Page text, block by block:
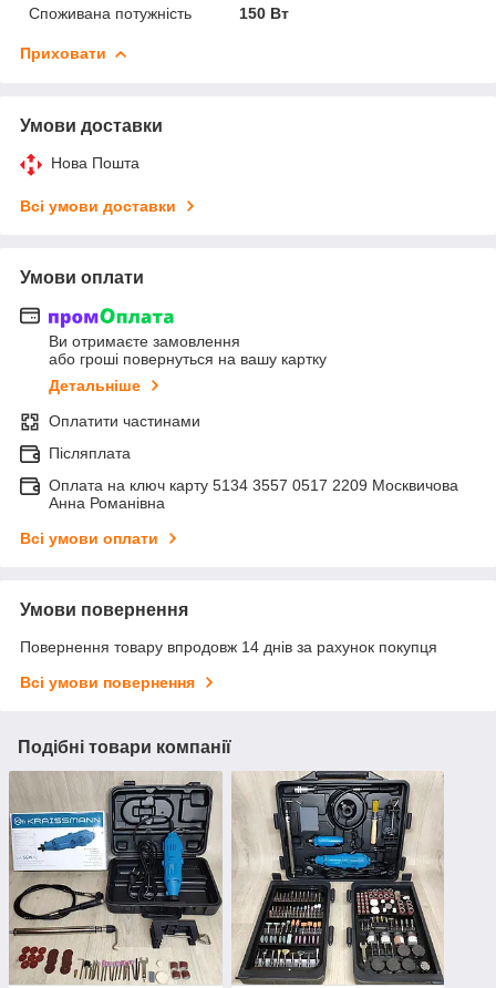
Споживана потужність 150 Вт
Приховати
Умови доставки
Нова Пошта
Всі умови доставки
Умови оплати
Ви отримаєте замовлення
або гроші повернуться на вашу картку
Детальніше
Оплатити частинами
Післяплата
Оплата на ключ карту 5134 3557 0517 2209 Москвичова
Анна Романівна
Всі умови оплати
Умови повернення
Повернення товару впродовж 14 днів за рахунок покупця
Всі умови повернення
Подібні товари компанії